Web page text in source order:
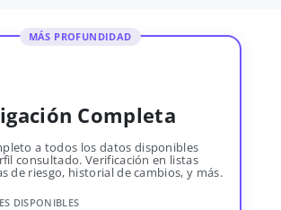
MÁS PROFUNDIDAD
Completa
a todos los datos disponibles
consultado. Verificación en listas
de riesgo, historial de cambios, y más.
DISPONIBLES